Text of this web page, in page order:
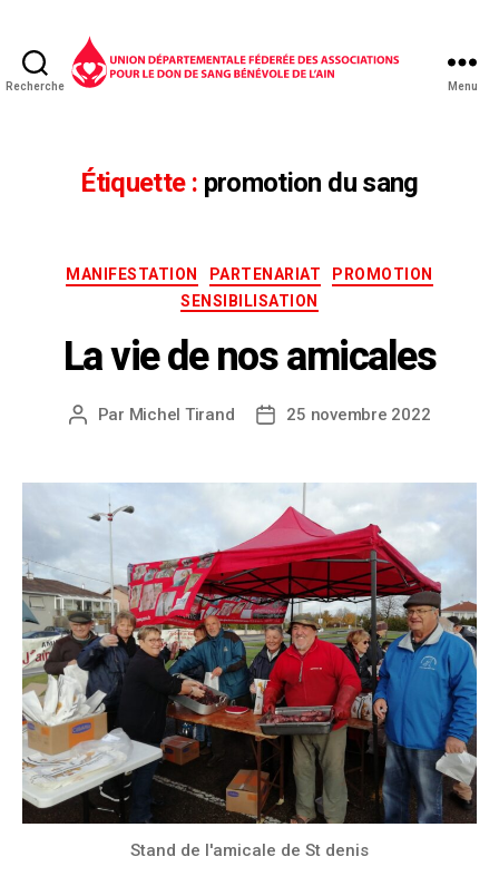
Recherche Menu
Étiquette : promotion du sang
MANIFESTATION PARTENARIAT
PROMOTION
SENSIBILISATION
La vie de nos amicales
Par Michel Tirand 25 novembre 2022
Stand de l'amicale de St denis